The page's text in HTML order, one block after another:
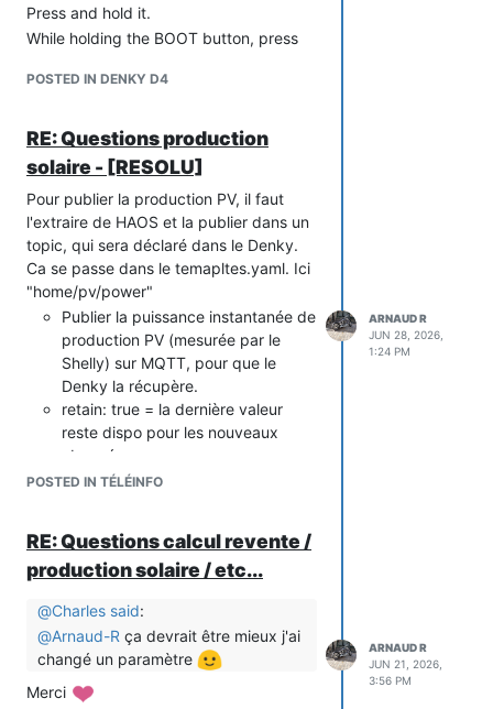
Press and hold it.
While holding the BOOT button, press
cable in).
seconds.
Try the Web Flasher again.
you have to use a small wire to connect
the GPIO0 pin to GND while plugging
the USB in).
Use a better flashing tool
Web browsers sometimes struggle
with the ESP timing. Instead of the
Web Flasher, download a
standalone software called ESP-
Flasher. It is usually much more
reliable.
Check your hardware
USB data cable (some cables only
Plug the USB cable directly into your
computer's motherboard, avoiding USB
hubs or extension cords.
POSTED IN DENKY D4
RE: Questions production
solaire - [RESOLU]
Pour publier la production PV, il faut
l'extraire de HAOS et la publier dans un
topic, qui sera déclaré dans le Denky.
Ca se passe dans le temapltes.yaml. Ici
"home/pv/power"
Publier la puissance instantanée de
production PV (mesurée par le
Shelly) sur MQTT, pour que le
Denky la récupère.
retain: true = la dernière valeur
reste dispo pour les nouveaux
abonnés.
Exemple
description: 'Publie la puissance
instantanée de production PV (Shelly)
triggers:
- trigger: state
entity_id:
conditions: []
POSTED IN TÉLÉINFO
ARNAUD R
JUN 28, 2026,
1:24 PM
RE: Questions calcul revente /
production solaire / etc...
@Charles said:
@Arnaud-R ça devrait être mieux j'ai
changé un paramètre
Merci
ARNAUD R
JUN 21, 2026,
3:56 PM